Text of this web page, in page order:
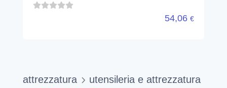
54,06 €
attrezzatura
utensileria e attrezzatura